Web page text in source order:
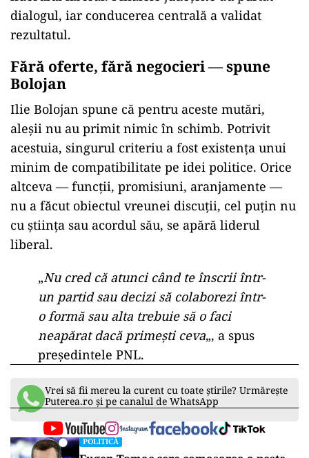
orice calcul de majoritate.
un grup mare de parlamentari care nu
sunt afiliați nicăieri, pentru că sunt un
factor care nu generează
predictibilitate în Parlament„, a
explicat acesta.
Mecanismul a funcționat de jos în sus, potrivit
liderului liberal. Filialele județene au purtat
dialogul, iar conducerea centrală a validat
rezultatul.
Fără oferte, fără negocieri — spune
Bolojan
Ilie Bolojan spune că pentru aceste mutări,
aleșii nu au primit nimic în schimb. Potrivit
acestuia, singurul criteriu a fost existența unui
minim de compatibilitate pe idei politice. Orice
altceva — funcții, promisiuni, aranjamente —
nu a făcut obiectul vreunei discuții, cel puțin nu
cu știința sau acordul său, se apără liderul
liberal.